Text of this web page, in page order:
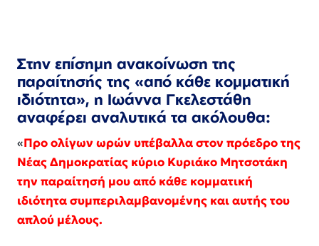
Στην επίσημη ανακοίνωση της
παραίτησής της «από κάθε κομματική
ιδιότητα», η Ιωάννα Γκελεστάθη
αναφέρει αναλυτικά τα ακόλουθα:
«Προ ολίγων ωρών υπέβαλλα στον πρόεδρο της
Νέας Δημοκρατίας κύριο Κυριάκο Μητσοτάκη
την παραίτησή μου από κάθε κομματική
ιδιότητα συμπεριλαμβανομένης και αυτής του
απλού μέλους.